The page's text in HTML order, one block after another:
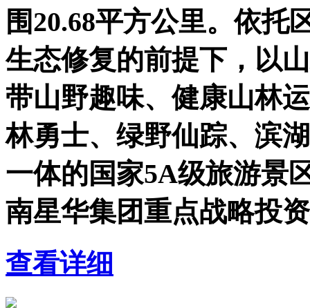
围20.68平方公里。依托
生态修复的前提下，以
带山野趣味、健康山林
林勇士、绿野仙踪、滨
一体的国家5A级旅游景
南星华集团重点战略投
查看详细